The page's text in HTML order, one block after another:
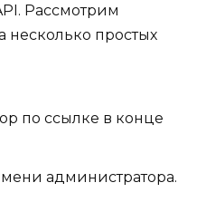
Рассмотрим
несколько простых
по ссылке в конце
администратора.